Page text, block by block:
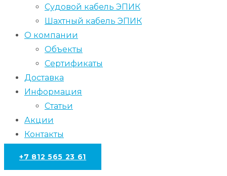
Судовой кабель ЭПИК
Шахтный кабель ЭПИК
О компании
Объекты
Сертификаты
Доставка
Информация
Статьи
Акции
Контакты
+7 812 565 23 61